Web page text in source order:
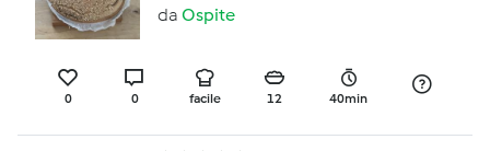
da Ospite
0 0 facile 12 40min